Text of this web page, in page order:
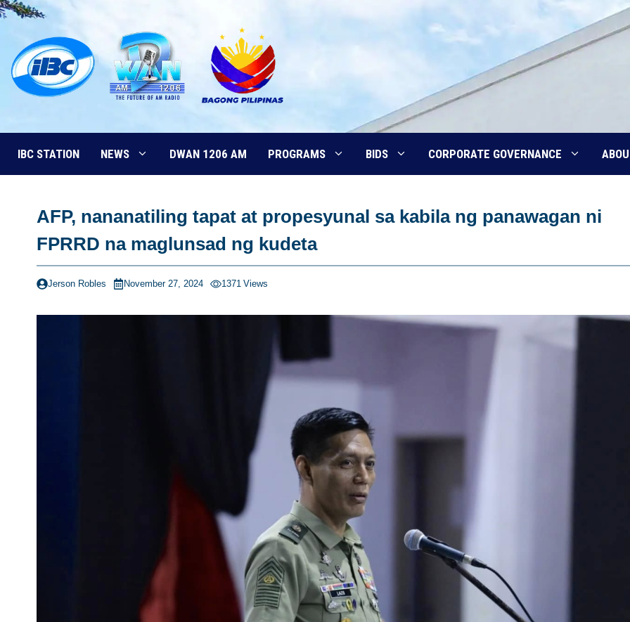
Skip
content
IBC STATION NEWS DWAN 1206 AM PROGRAMS BIDS CORPORATE GOVERNANCE
AFP, nananatiling tapat at propesyunal sa kabila ng panawagan ni
FPRRD na maglunsad ng kudeta
Jerson Robles November 27, 2024 1371 Views